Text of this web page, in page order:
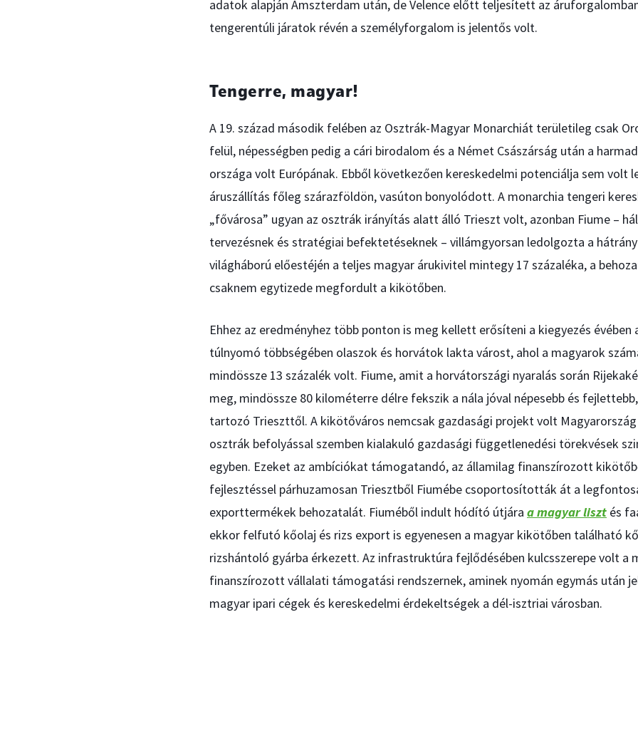
adatok alapján Amszterdam után, de Velence előtt teljesített az
tengerentúli járatok révén a személyforgalom is jelentős volt.
Tengerre, magyar!
A 19. század második felében az Osztrák-Magyar Monarchiát területileg csak
felül, népességben pedig a cári birodalom és a Német Császárság után a
országa volt Európának. Ebből következően kereskedelmi potenciálja sem volt
áruszállítás főleg szárazföldön, vasúton bonyolódott. A monarchia tengeri
„fővárosa” ugyan az osztrák irányítás alatt álló Trieszt volt, azonban Fiume –
tervezésnek és stratégiai befektetéseknek – villámgyorsan ledolgozta a
világháború előestéjén a teljes magyar árukivitel mintegy 17 százaléka, a
csaknem egytizede megfordult a kikötőben.
Ehhez az eredményhez több ponton is meg kellett erősíteni a kiegyezés évében
túlnyomó többségében olaszok és horvátok lakta várost, ahol a magyarok
mindössze 13 százalék volt. Fiume, amit a horvátországi nyaralás során
meg, mindössze 80 kilométerre délre fekszik a nála jóval népesebb és
tartozó Trieszttől. A kikötőváros nemcsak gazdasági projekt volt Magyarország
osztrák befolyással szemben kialakuló gazdasági függetlenedési törekvések
egyben. Ezeket az ambíciókat támogatandó, az államilag finanszírozott
fejlesztéssel párhuzamosan Triesztből Fiumébe csoportosították át a
exporttermékek behozatalát. Fiuméből indult hódító útjára a magyar liszt és
ekkor felfutó kőolaj és rizs export is egyenesen a magyar kikötőben található
rizshántoló gyárba érkezett. Az infrastruktúra fejlődésében kulcsszerepe volt a
finanszírozott vállalati támogatási rendszernek, aminek nyomán egymás után
magyar ipari cégek és kereskedelmi érdekeltségek a dél-isztriai városban.